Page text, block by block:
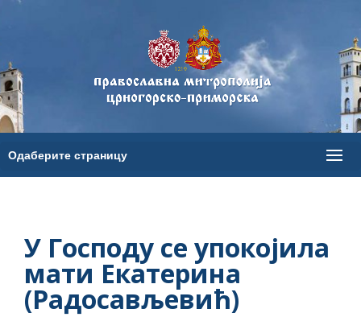
У Господу се упокојила
мати Екатерина
(Радосављевић)